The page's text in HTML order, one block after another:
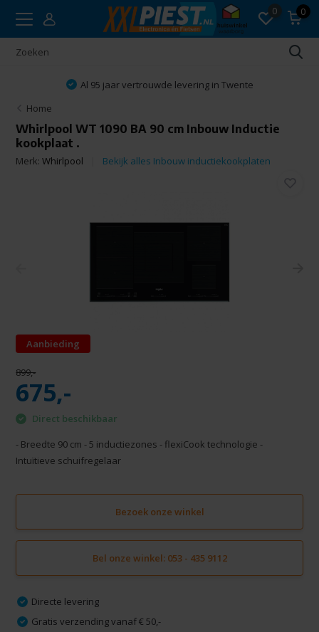
0 0
Al 95 jaar vertrouwde levering in Twente
Home
Whirlpool WT 1090 BA 90 cm Inbouw Inductie
kookplaat .
Merk:Whirlpool Bekijk alles Inbouw inductiekookplaten
Aanbieding
899,-
675,-
Direct beschikbaar
- Breedte 90 cm - 5 inductiezones - flexiCook technologie -
Intuïtieve schuifregelaar
Bezoek onze winkel
Bel onze winkel: 053 - 435 9112
Directe levering
Gratis verzending vanaf € 50,-